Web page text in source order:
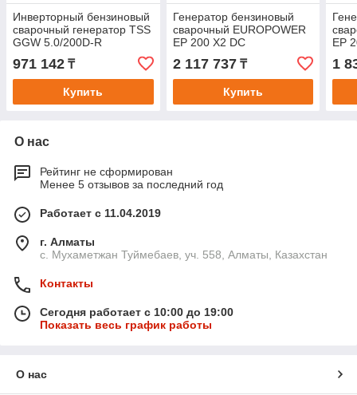
Инверторный бензиновый
сварочный генератор TSS
GGW 5.0/200D-R
971 142 ₸
Купить
Генератор бензиновый
сварочный EUROPOWER
EP 200 X2 DC
2 117 737₸
Купить
EP
1
О нас
Рейтинг не сформирован
Менее 5 отзывов за последний год
Работает с 11.04.2019
г. Алматы
с. Мухаметжан Туймебаев, уч. 558, Алматы, Казахстан
Контакты
Сегодня работает с 10:00 до 19:00
Показать весь график работы
О нас